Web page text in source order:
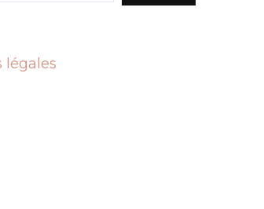
légales